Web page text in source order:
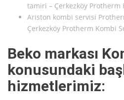
tamiri – Çerkezköy Protherm
Ariston kombi servisi
Çerkezköy Protherm Kombi
Beko markası
konusundaki
hizmetlerimiz: